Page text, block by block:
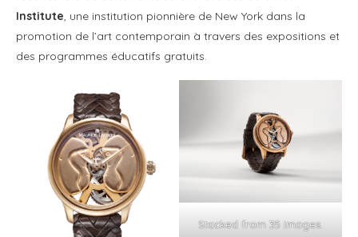
Institute, une institution pionnière de New York dans la
promotion de l’art contemporain à travers des expositions et
des programmes éducatifs gratuits​.
Stacked from 35 images.